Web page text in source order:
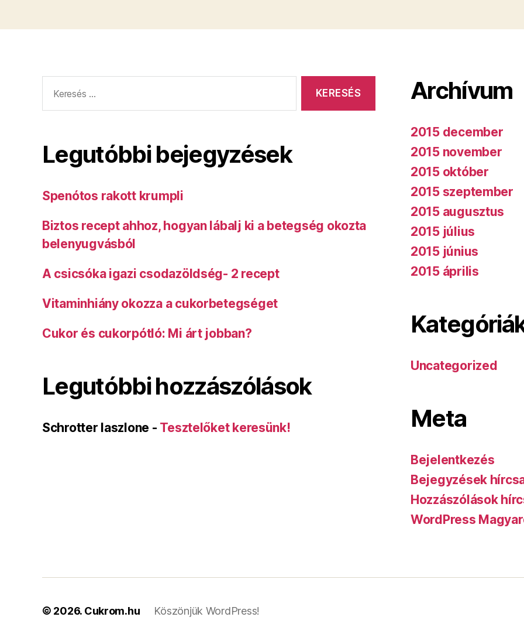
Legutóbbi bejegyzések
Spenótos rakott krumpli
Biztos recept ahhoz, hogyan lábalj ki a betegség okozta
belenyugvásból
A csicsóka igazi csodazöldség- 2 recept
Vitaminhiány okozza a cukorbetegséget
Cukor és cukorpótló: Mi árt jobban?
Legutóbbi hozzászólások
Schrotter laszlone - Tesztelőket keresünk!
Archívum
2015 december
2015 november
2015 október
2015 szeptember
2015 augusztus
2015 július
2015 június
2015 április
Uncategorized
Meta
Bejelentkezés
Bejegyzések
Hozzászólások
WordPress
© 2026. Cukrom.hu Köszönjük WordPress!